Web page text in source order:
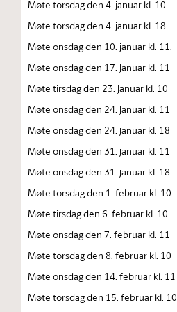
Møte torsdag den 4. januar kl. 10.
Møte torsdag den 4. januar kl. 18.
Møte onsdag den 10. januar kl. 11.
Møte onsdag den 17. januar kl. 11
Møte tirsdag den 23. januar kl. 10
Møte onsdag den 24. januar kl. 11
Møte onsdag den 24. januar kl. 18
Møte onsdag den 31. januar kl. 11
Møte onsdag den 31. januar kl. 18
Møte torsdag den 1. februar kl. 10
Møte tirsdag den 6. februar kl. 10
Møte onsdag den 7. februar kl. 11
Møte torsdag den 8. februar kl. 10
Møte onsdag den 14. februar kl. 11
Møte torsdag den 15. februar kl. 10